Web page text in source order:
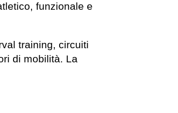
funzionale e
training, circuiti
di mobilità. La